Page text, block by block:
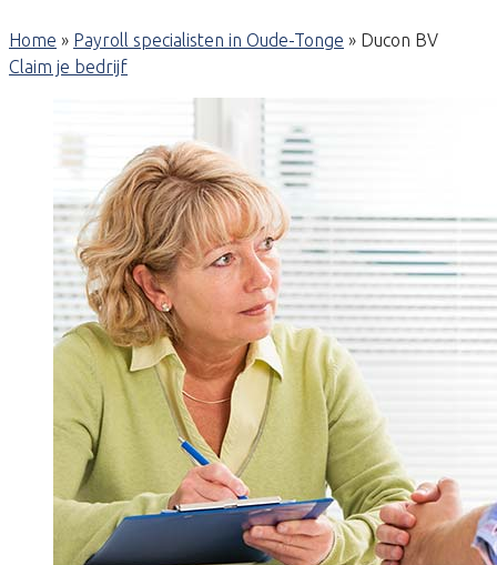
Home » Payroll specialisten in Oude-Tonge » Ducon BV
Claim je bedrijf